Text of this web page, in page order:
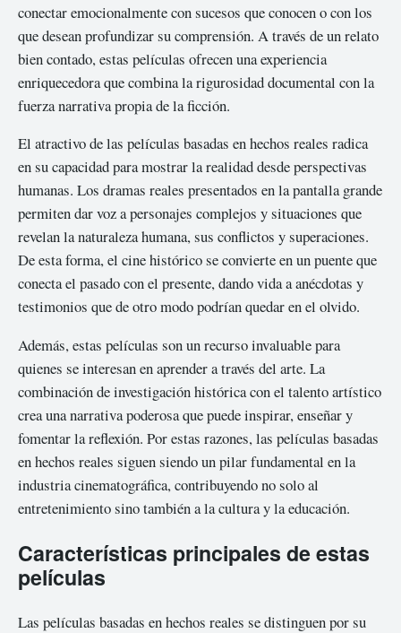
conectar emocionalmente con sucesos que conocen o con los
que desean profundizar su comprensión. A través de un relato
bien contado, estas películas ofrecen una experiencia
enriquecedora que combina la rigurosidad documental con la
fuerza narrativa propia de la ficción.
El atractivo de las películas basadas en hechos reales radica
en su capacidad para mostrar la realidad desde perspectivas
humanas. Los dramas reales presentados en la pantalla grande
permiten dar voz a personajes complejos y situaciones que
revelan la naturaleza humana, sus conflictos y superaciones.
De esta forma, el cine histórico se convierte en un puente que
conecta el pasado con el presente, dando vida a anécdotas y
testimonios que de otro modo podrían quedar en el olvido.
Además, estas películas son un recurso invaluable para
quienes se interesan en aprender a través del arte. La
combinación de investigación histórica con el talento artístico
crea una narrativa poderosa que puede inspirar, enseñar y
fomentar la reflexión. Por estas razones, las películas basadas
en hechos reales siguen siendo un pilar fundamental en la
industria cinematográfica, contribuyendo no solo al
entretenimiento sino también a la cultura y la educación.
Características principales de estas
películas
Las películas basadas en hechos reales se distinguen por su